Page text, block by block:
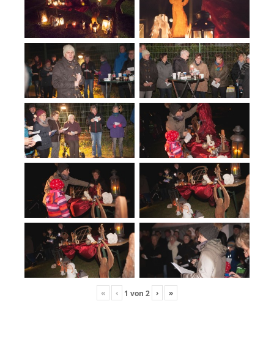
« ‹ 1 von 2 › »